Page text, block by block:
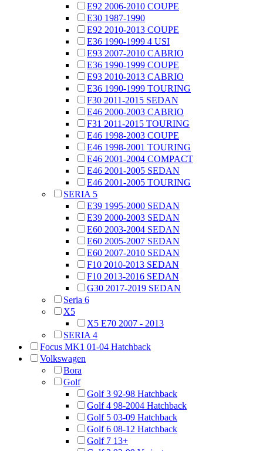
E92 2006-2010 COUPE
E30 1987-1990
E92 2010-2013 COUPE
E36 1990-1999 4 USI
E93 2007-2010 CABRIO
E36 1990-1999 COUPE
E93 2010-2013 CABRIO
E36 1990-1999 TOURING
F30 2011-2015 SEDAN
E46 2000-2003 CABRIO
F31 2011-2015 TOURING
E46 1998-2003 COUPE
E46 1998-2001 TOURING
E46 2001-2004 COMPACT
E46 2001-2005 SEDAN
E46 2001-2005 TOURING
SERIA 5
E39 1995-2000 SEDAN
E39 2000-2003 SEDAN
E60 2003-2004 SEDAN
E60 2005-2007 SEDAN
E60 2007-2010 SEDAN
F10 2010-2013 SEDAN
F10 2013-2016 SEDAN
G30 2017-2019 SEDAN
Seria 6
X5
X5 E70 2007 - 2013
SERIA 4
Focus MK1 01-04 Hatchback
Volkswagen
Bora
Golf
Golf 3 92-98 Hatchback
Golf 4 98-2004 Hatchback
Golf 5 03-09 Hatchback
Golf 6 08-12 Hatchback
Golf 7 13+